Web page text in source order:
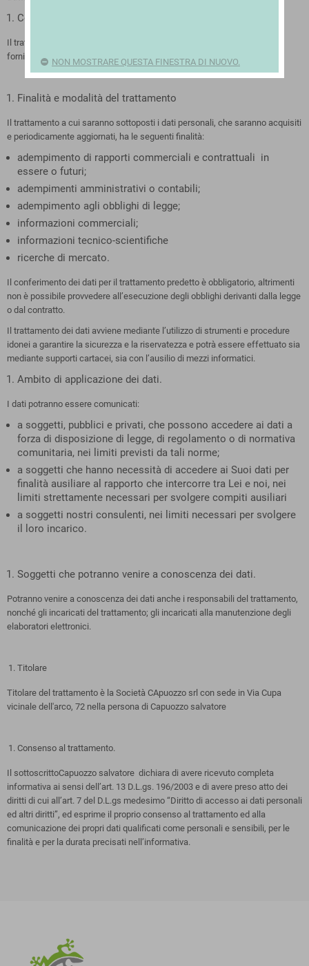
Contenuto dei dati
Il trattamento riguarda dati personali comuni e sensibili riferiti a clienti e
fornitori dell’azienda
Finalità e modalità del trattamento
Il trattamento a cui saranno sottoposti i dati personali, che saranno acquisiti
e periodicamente aggiornati, ha le seguenti finalità:
adempimento di rapporti commerciali e contrattuali in
essere o futuri;
adempimenti amministrativi o contabili;
adempimento agli obblighi di legge;
informazioni commerciali;
informazioni tecnico-scientifiche
ricerche di mercato.
Il conferimento dei dati per il trattamento predetto è obbligatorio, altrimenti
non è possibile provvedere all’esecuzione degli obblighi derivanti dalla legge
o dal contratto.
Il trattamento dei dati avviene mediante l’utilizzo di strumenti e procedure
idonei a garantire la sicurezza e la riservatezza e potrà essere effettuato sia
mediante supporti cartacei, sia con l’ausilio di mezzi informatici.
Ambito di applicazione dei dati.
I dati potranno essere comunicati:
a soggetti, pubblici e privati, che possono accedere ai dati a
forza di disposizione di legge, di regolamento o di normativa
comunitaria, nei limiti previsti da tali norme;
a soggetti che hanno necessità di accedere ai Suoi dati per
finalità ausiliare al rapporto che intercorre tra Lei e noi, nei
limiti strettamente necessari per svolgere compiti ausiliari
a soggetti nostri consulenti, nei limiti necessari per svolgere
il loro incarico.
Soggetti che potranno venire a conoscenza dei dati.
Potranno venire a conoscenza dei dati anche i responsabili del trattamento,
nonché gli incaricati del trattamento; gli incaricati alla manutenzione degli
elaboratori elettronici.
Titolare
Titolare del trattamento è la Società CApuozzo srl con sede in Via Cupa
vicinale dell'arco, 72 nella persona di Capuozzo salvatore
Consenso al trattamento.
Il sottoscrittoCapuozzo salvatore dichiara di avere ricevuto completa
informativa ai sensi dell’art. 13 D.L.gs. 196/2003 e di avere preso atto dei
diritti di cui all’art. 7 del D.L.gs medesimo “Diritto di accesso ai dati personali
ed altri diritti”, ed esprime il proprio consenso al trattamento ed alla
comunicazione dei propri dati qualificati come personali e sensibili, per le
finalità e per la durata precisati nell’informativa.
NON MOSTRARE QUESTA FINESTRA DI NUOVO.